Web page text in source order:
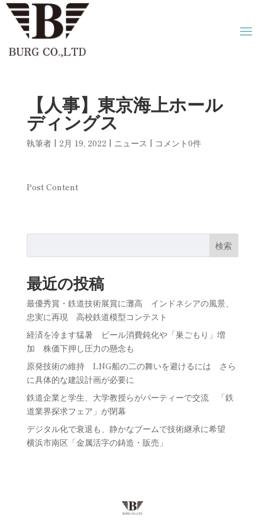
【人事】東京海上ホール
ディングス
執筆者 | 2月 19, 2022 | ニュース | コメント0件
Post Content
検索
最近の投稿
最優秀賞・鉄道技術展賞に灘高 インドネシアの風景、
忠実に再現 高校鉄道模型コンテスト
経済を冷ます猛暑 ビール消費鈍化や「巣ごもり」増
加 株価下押し圧力の懸念も
原発技術の維持 LNG船の二の舞いを避けるには さら
に具体的な建設計画が必要に
鉄道企業と学生、大学教授らがパーティーで交流 「鉄
道業界探求フェア」が閉幕
デジタル化で衰退も、静かなブームで技術継承に希望
横浜市南区「金属活字の鋳造・販売」